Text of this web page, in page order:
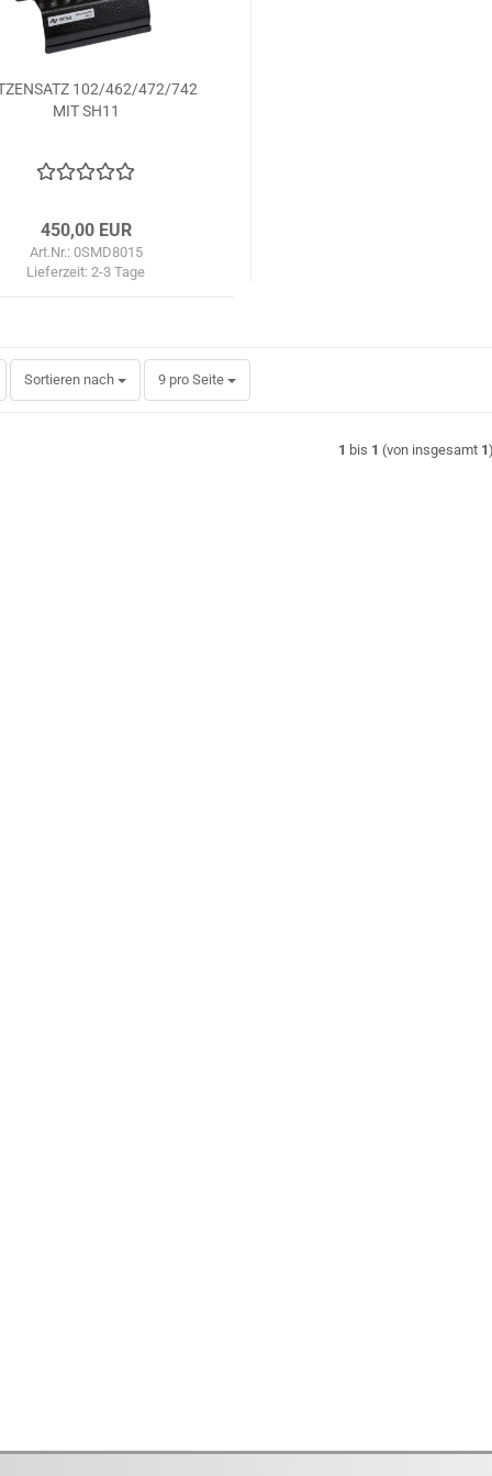
102/462/472/742
MIT SH11
450,00 EUR
Art.Nr.: 0SMD8015
Lieferzeit:2-3 Tage
Sortieren nach
Sortieren nach 9 pro Seite
pro Seite
1 bis 1 (von insgesamt 1